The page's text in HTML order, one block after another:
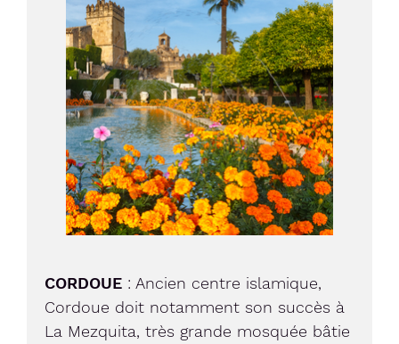
CORDOUE : Ancien centre islamique,
Cordoue doit notamment son succès à
La Mezquita, très grande mosquée bâtie